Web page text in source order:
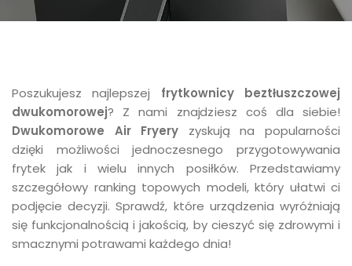
Poszukujesz najlepszej frytkownicy beztłuszczowej
dwukomorowej? Z nami znajdziesz coś dla siebie!
Dwukomorowe Air Fryery zyskują na popularności
dzięki możliwości jednoczesnego przygotowywania
frytek jak i wielu innych posiłków. Przedstawiamy
szczegółowy ranking topowych modeli, który ułatwi ci
podjęcie decyzji. Sprawdź, które urządzenia wyróżniają
się funkcjonalnością i jakością, by cieszyć się zdrowymi i
smacznymi potrawami każdego dnia!